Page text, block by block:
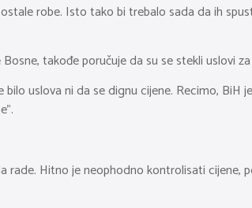
robe. Isto tako bi trebalo sada da ih
takođe poručuje da su se stekli uslovi
uslova ni da se dignu cijene. Recimo,
rade. Hitno je neophodno kontrolisati